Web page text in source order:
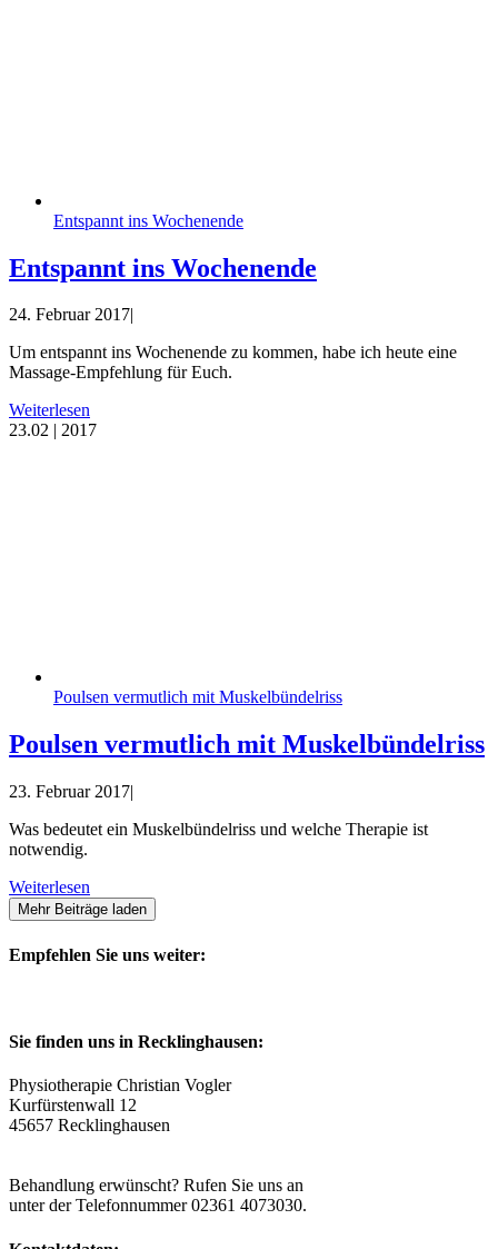
Entspannt ins Wochenende
Entspannt ins Wochenende
24. Februar 2017
Um entspannt ins Wochenende zu kommen, habe ich heute eine
Massage-Empfehlung für Euch.
Weiterlesen
23.02 | 2017
Poulsen vermutlich mit Muskelbündelriss
Poulsen vermutlich mit Muskelbündelriss
23. Februar 2017|
Was bedeutet ein Muskelbündelriss und welche Therapie ist
notwendig.
Weiterlesen
Mehr Beiträge laden
Empfehlen Sie uns weiter:
Sie finden uns in Recklinghausen:
Physiotherapie Christian Vogler
Kurfürstenwall 12
45657 Recklinghausen
Behandlung erwünscht? Rufen Sie uns an
unter der Telefonnummer 02361 4073030.